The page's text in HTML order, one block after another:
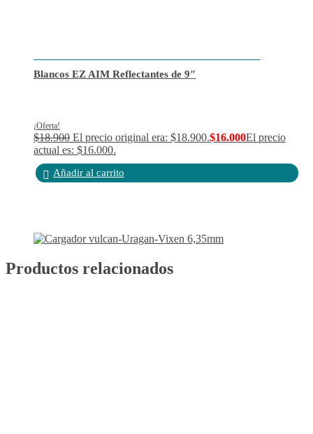
Blancos EZ AIM Reflectantes de 9″
¡Oferta!
$18.900 El precio original era: $18.900.$16.000El precio
actual es: $16.000.
Añadir al carrito
Productos relacionados